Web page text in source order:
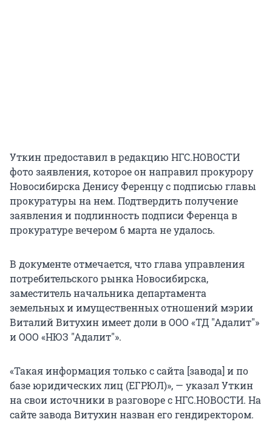
Уткин предоставил в редакцию НГС.НОВОСТИ
фото заявления, которое он направил прокурору
Новосибирска Денису Ференцу с подписью главы
прокуратуры на нем. Подтвердить получение
заявления и подлинность подписи Ференца в
прокуратуре вечером 6 марта не удалось.
В документе отмечается, что глава управления
потребительского рынка Новосибирска,
заместитель начальника департамента
земельных и имущественных отношений мэрии
Виталий Витухин имеет доли в ООО «ТД "Адалит"»
и ООО «НЮЗ "Адалит"».
«Такая информация только с сайта [завода] и по
базе юридических лиц (ЕГРЮЛ)», — указал Уткин
на свои источники в разговоре с НГС.НОВОСТИ. На
сайте завода Витухин назван его гендиректором.